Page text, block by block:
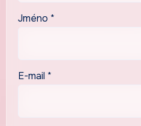
Jméno *
E-mail *